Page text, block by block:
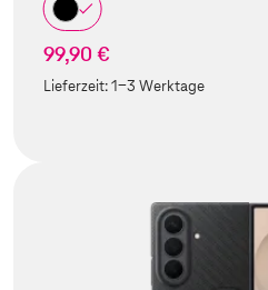
99,90 €
Lieferzeit:1-3 Werktage